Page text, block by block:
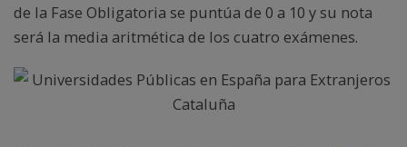
de la Fase Obligatoria se puntúa de 0 a 10 y su nota
será la media aritmética de los cuatro exámenes.